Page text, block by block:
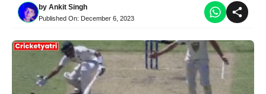
by Ankit Singh
Published On: December 6, 2023